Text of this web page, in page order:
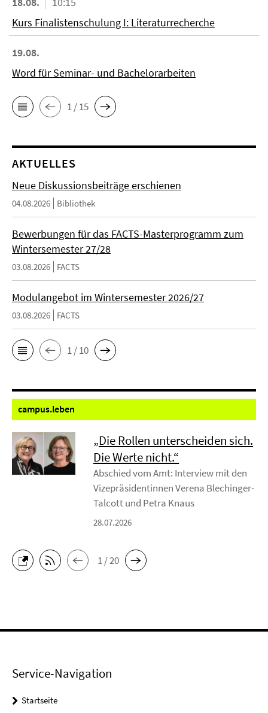
Kurs Finalistenschulung I: Literaturrecherche
19.08.
Word für Seminar- und Bachelorarbeiten
1 / 15
AKTUELLES
Neue Diskussionsbeiträge erschienen
04.08.2026 Bibliothek
Bewerbungen für das FACTS-Masterprogramm zum
Wintersemester 27/28
03.08.2026 FACTS
Modulangebot im Wintersemester 2026/27
03.08.2026 FACTS
1 / 10
campus.leben
„Die Rollen unterscheiden sich.
Die Werte nicht.“
Abschied vom Amt: Interview mit den
Vizepräsidentinnen Verena Blechinger-
Talcott und Petra Knaus
28.07.2026
1 / 20
Service-Navigation
Startseite